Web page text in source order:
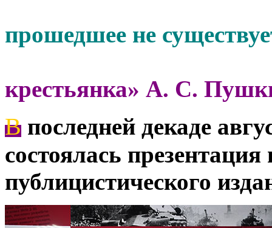
прошедшее не
крестьянка» А. С.
В последней декаде
состоялась
публицистического